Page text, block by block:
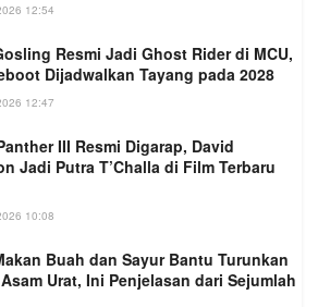
12:54
Resmi Jadi Ghost Rider di MCU,
Dijadwalkan Tayang pada 2028
12:47
III Resmi Digarap, David
Jadi Putra T’Challa di Film Terbaru
10:08
Buah dan Sayur Bantu Turunkan
Urat, Ini Penjelasan dari Sejumlah